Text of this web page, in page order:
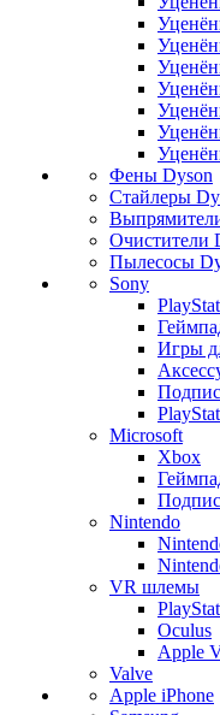
Фены Dyson
Стайлеры
Очистители
Пылесосы
Sony
Игры
Microsoft
Xbox
Nintendo
VR шлемы
Oculus
Apple
Valve
Apple iPhone